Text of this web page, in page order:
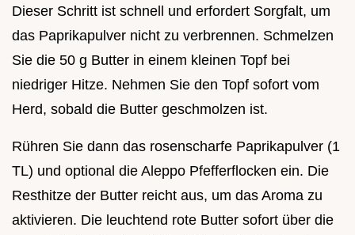
Dieser Schritt ist schnell und erfordert Sorgfalt, um
das Paprikapulver nicht zu verbrennen. Schmelzen
Sie die 50 g Butter in einem kleinen Topf bei
niedriger Hitze. Nehmen Sie den Topf sofort vom
Herd, sobald die Butter geschmolzen ist.
Rühren Sie dann das rosenscharfe Paprikapulver (1
TL) und optional die Aleppo Pfefferflocken ein. Die
Resthitze der Butter reicht aus, um das Aroma zu
aktivieren. Die leuchtend rote Butter sofort über die